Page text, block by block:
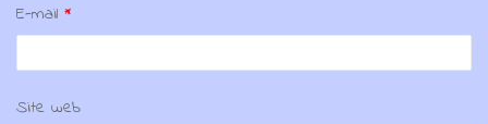
E-mail *
Site web